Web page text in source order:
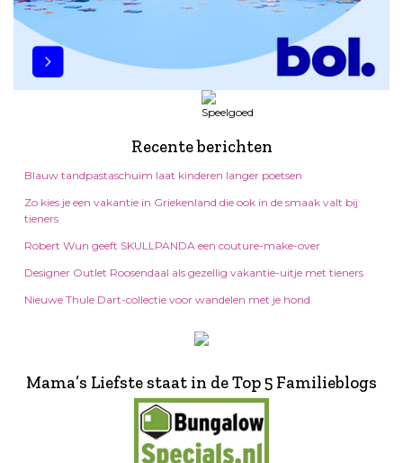
Recente berichten
Blauw tandpastaschuim laat kinderen langer poetsen
Zo kies je een vakantie in Griekenland die ook in de smaak valt bij
tieners
Robert Wun geeft SKULLPANDA een couture-make-over
Designer Outlet Roosendaal als gezellig vakantie-uitje met tieners
Nieuwe Thule Dart-collectie voor wandelen met je hond
Mama’s Liefste staat in de Top 5 Familieblogs